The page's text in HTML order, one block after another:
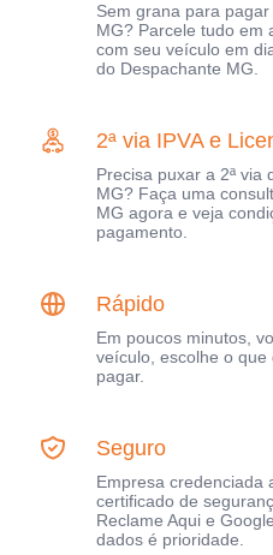
Sem grana para
MG? Parcele tudo em
com seu veículo em
do Despachante MG.
2ª via IPVA e
Precisa puxar a 2ª via
MG? Faça uma
MG agora e veja
pagamento.
Rápido
Em poucos minutos,
veículo, escolhe o
pagar.
Seguro
Empresa credenciada
certificado de
Reclame Aqui e
dados é prioridade.